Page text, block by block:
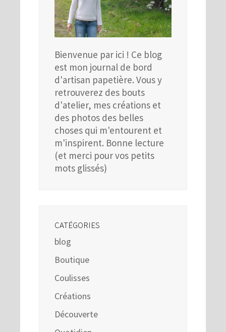
Bienvenue par ici ! Ce blog
est mon journal de bord
d'artisan papetière. Vous y
retrouverez des bouts
d'atelier, mes créations et
des photos des belles
choses qui m'entourent et
m'inspirent. Bonne lecture
(et merci pour vos petits
mots glissés)
CATÉGORIES
blog
Boutique
Coulisses
Créations
Découverte